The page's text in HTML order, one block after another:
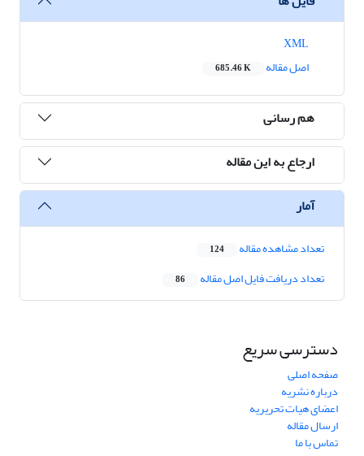
اصل مقاله
685.46 K
هم رسانی
ارجاع به این مقاله
آمار
تعداد مشاهده مقاله 124
تعداد دریافت فایل اصل مقاله 86
دسترسی سریع
صفحه اصلی
درباره نشریه
اعضای هیات تحریریه
ارسال مقاله
تماس با ما